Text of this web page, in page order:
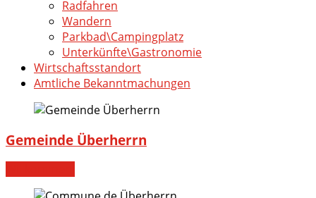
Radfahren
Wandern
Parkbad\Campingplatz
Unterkünfte\Gastronomie
Wirtschaftsstandort
Amtliche Bekanntmachungen
Gemeinde Überherrn